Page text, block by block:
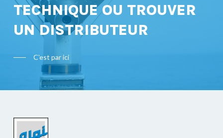
TECHNIQUE OU TROUVER
UN DISTRIBUTEUR
C'est par ici